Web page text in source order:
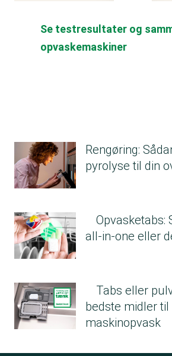
I brugsanvisningen til
du se, hvad producenten
Se testresultater og
opvaskemaskiner
Rengøring:
pyrolyse til din
all-in-one eller
Tabs eller
bedste midler til
maskinopvask